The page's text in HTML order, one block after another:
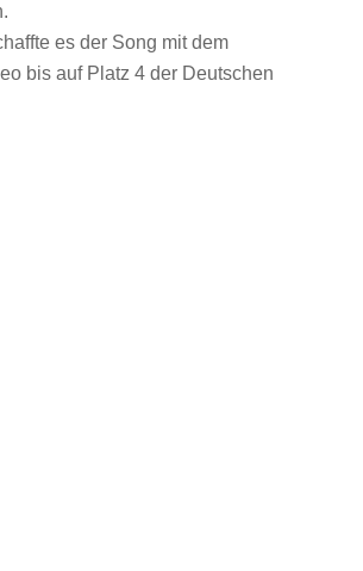
es der Song mit dem
bis auf Platz 4 der Deutschen